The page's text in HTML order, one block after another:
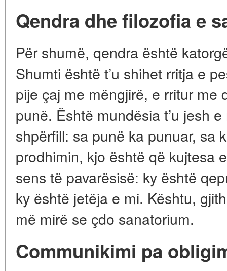
Qendra dhe filozofia e
Për shumë, qendra është
Shumti është t’u shihet rritja e
pije çaj me mëngjirë, e rritur me
punë. Është mundësia t’u jesh
shpërfill: sa punë ka punuar, sa
prodhimin, kjo është që kujtesa
sens të pavarësisë: ky është
ky është jetëja e mi. Kështu,
më mirë se çdo sanatorium.
Communikimi pa